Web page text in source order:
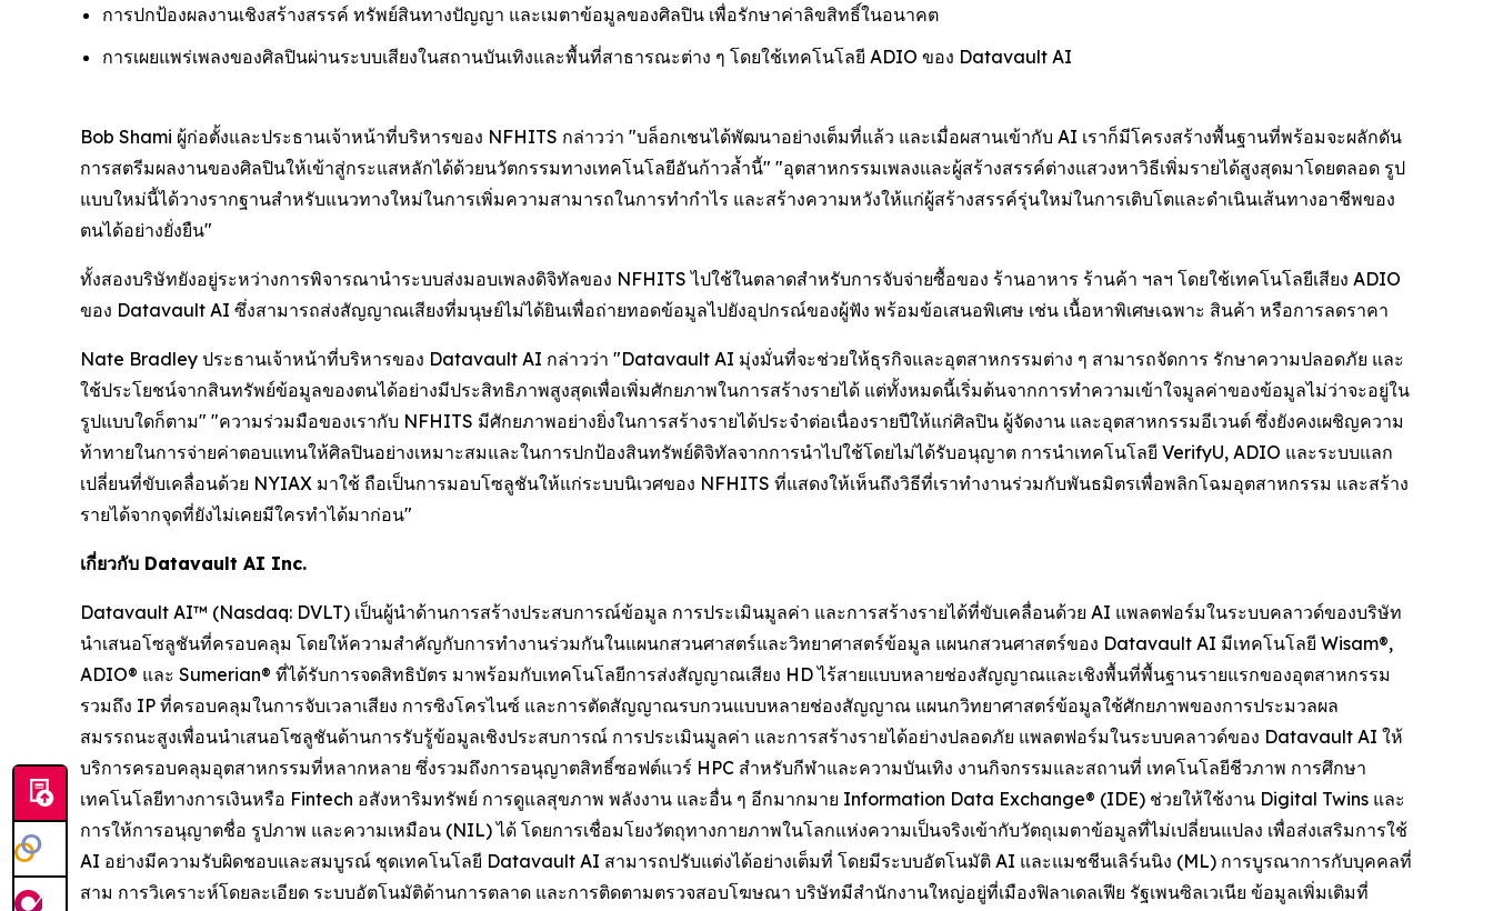
การปกป้องผลงานเชิงสร้างสรรค์ ทรัพย์สินทางปัญญา และเมตาข้อมูลของศิลปิน เพื่อรักษาค่าลิขสิทธิ์ในอนาคต
การเผยแพร่เพลงของศิลปินผ่านระบบเสียงในสถานบันเทิงและพื้นที่สาธารณะต่าง ๆ โดยใช้เทคโนโลยี ADIO ของ Datavault AI
Bob Shami ผู้ก่อตั้งและประธานเจ้าหน้าที่บริหารของ NFHITS กล่าวว่า "บล็อกเชนได้พัฒนาอย่างเต็มที่แล้ว และเมื่อผสานเข้ากับ AI เราก็มีโครงสร้างพื้นฐานที่พร้อมจะผลักดัน
การสตรีมผลงานของศิลปินให้เข้าสู่กระแสหลักได้ด้วยนวัตกรรมทางเทคโนโลยีอันก้าวล้ำนี้" "อุตสาหกรรมเพลงและผู้สร้างสรรค์ต่างแสวงหาวิธีเพิ่มรายได้สูงสุดมาโดยตลอด รูป
แบบใหม่นี้ได้วางรากฐานสำหรับแนวทางใหม่ในการเพิ่มความสามารถในการทำกำไร และสร้างความหวังให้แก่ผู้สร้างสรรค์รุ่นใหม่ในการเติบโตและดำเนินเส้นทางอาชีพของ
ตนได้อย่างยั่งยืน"
ทั้งสองบริษัทยังอยู่ระหว่างการพิจารณานำระบบส่งมอบเพลงดิจิทัลของ NFHITS ไปใช้ในตลาดสำหรับการจับจ่ายซื้อของ ร้านอาหาร ร้านค้า ฯลฯ โดยใช้เทคโนโลยีเสียง ADIO
ของ Datavault AI ซึ่งสามารถส่งสัญญาณเสียงที่มนุษย์ไม่ได้ยินเพื่อถ่ายทอดข้อมูลไปยังอุปกรณ์ของผู้ฟัง พร้อมข้อเสนอพิเศษ เช่น เนื้อหาพิเศษเฉพาะ สินค้า หรือการลดราคา
Nate Bradley ประธานเจ้าหน้าที่บริหารของ Datavault AI กล่าวว่า "Datavault AI มุ่งมั่นที่จะช่วยให้ธุรกิจและอุตสาหกรรมต่าง ๆ สามารถจัดการ รักษาความปลอดภัย และ
ใช้ประโยชน์จากสินทรัพย์ข้อมูลของตนได้อย่างมีประสิทธิภาพสูงสุดเพื่อเพิ่มศักยภาพในการสร้างรายได้ แต่ทั้งหมดนี้เริ่มต้นจากการทำความเข้าใจมูลค่าของข้อมูลไม่ว่าจะอยู่ใน
รูปแบบใดก็ตาม" "ความร่วมมือของเรากับ NFHITS มีศักยภาพอย่างยิ่งในการสร้างรายได้ประจำต่อเนื่องรายปีให้แก่ศิลปิน ผู้จัดงาน และอุตสาหกรรมอีเวนต์ ซึ่งยังคงเผชิญความ
ท้าทายในการจ่ายค่าตอบแทนให้ศิลปินอย่างเหมาะสมและในการปกป้องสินทรัพย์ดิจิทัลจากการนำไปใช้โดยไม่ได้รับอนุญาต การนำเทคโนโลยี VerifyU, ADIO และระบบแลก
เปลี่ยนที่ขับเคลื่อนด้วย NYIAX มาใช้ ถือเป็นการมอบโซลูชันให้แก่ระบบนิเวศของ NFHITS ที่แสดงให้เห็นถึงวิธีที่เราทำงานร่วมกับพันธมิตรเพื่อพลิกโฉมอุตสาหกรรม และสร้าง
รายได้จากจุดที่ยังไม่เคยมีใครทำได้มาก่อน"
เกี่ยวกับ Datavault AI Inc.
Datavault AI™ (Nasdaq: DVLT) เป็นผู้นำด้านการสร้างประสบการณ์ข้อมูล การประเมินมูลค่า และการสร้างรายได้ที่ขับเคลื่อนด้วย AI แพลตฟอร์มในระบบคลาวด์ของบริษัท
นำเสนอโซลูชันที่ครอบคลุม โดยให้ความสำคัญกับการทำงานร่วมกันในแผนกสวนศาสตร์และวิทยาศาสตร์ข้อมูล แผนกสวนศาสตร์ของ Datavault AI มีเทคโนโลยี Wisam®,
ADIO® และ Sumerian® ที่ได้รับการจดสิทธิบัตร มาพร้อมกับเทคโนโลยีการส่งสัญญาณเสียง HD ไร้สายแบบหลายช่องสัญญาณและเชิงพื้นที่พื้นฐานรายแรกของอุตสาหกรรม
รวมถึง IP ที่ครอบคลุมในการจับเวลาเสียง การซิงโครไนซ์ และการตัดสัญญาณรบกวนแบบหลายช่องสัญญาณ แผนกวิทยาศาสตร์ข้อมูลใช้ศักยภาพของการประมวลผล
สมรรถนะสูงเพื่อนนำเสนอโซลูชันด้านการรับรู้ข้อมูลเชิงประสบการณ์ การประเมินมูลค่า และการสร้างรายได้อย่างปลอดภัย แพลตฟอร์มในระบบคลาวด์ของ Datavault AI ให้
บริการครอบคลุมอุตสาหกรรมที่หลากหลาย ซึ่งรวมถึงการอนุญาตสิทธิ์ซอฟต์แวร์ HPC สำหรับกีฬาและความบันเทิง งานกิจกรรมและสถานที่ เทคโนโลยีชีวภาพ การศึกษา
เทคโนโลยีทางการเงินหรือ Fintech อสังหาริมทรัพย์ การดูแลสุขภาพ พลังงาน และอื่น ๆ อีกมากมาย Information Data Exchange® (IDE) ช่วยให้ใช้งาน Digital Twins และ
การให้การอนุญาตชื่อ รูปภาพ และความเหมือน (NIL) ได้ โดยการเชื่อมโยงวัตถุทางกายภาพในโลกแห่งความเป็นจริงเข้ากับวัตถุเมตาข้อมูลที่ไม่เปลี่ยนแปลง เพื่อส่งเสริมการใช้
AI อย่างมีความรับผิดชอบและสมบูรณ์ ชุดเทคโนโลยี Datavault AI สามารถปรับแต่งได้อย่างเต็มที่ โดยมีระบบอัตโนมัติ AI และแมชชีนเลิร์นนิง (ML) การบูรณาการกับบุคคลที่
สาม การวิเคราะห์โดยละเอียด ระบบอัตโนมัติด้านการตลาด และการติดตามตรวจสอบโฆษณา บริษัทมีสำนักงานใหญ่อยู่ที่เมืองฟิลาเดลเฟีย รัฐเพนซิลเวเนีย ข้อมูลเพิ่มเติมที่